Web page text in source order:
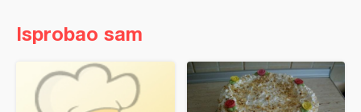
Isprobao sam